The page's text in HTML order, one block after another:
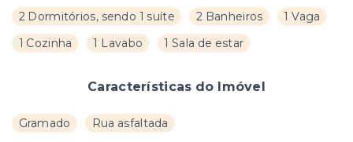
2 Dormitórios, sendo 1 suíte 2 Banheiros
1 Vaga
1 Cozinha
1 Lavabo 1 Sala de estar
Características do Imóvel
Gramado Rua asfaltada